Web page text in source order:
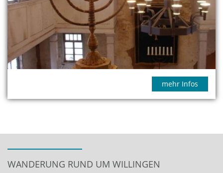
mehr Infos
WANDERUNG RUND UM WILLINGEN